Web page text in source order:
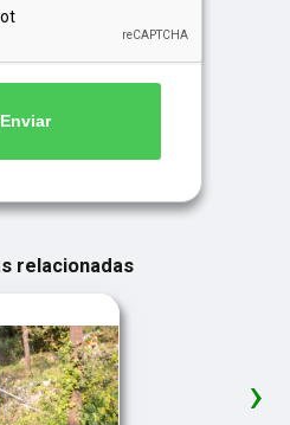
Enviar
relacionadas
›